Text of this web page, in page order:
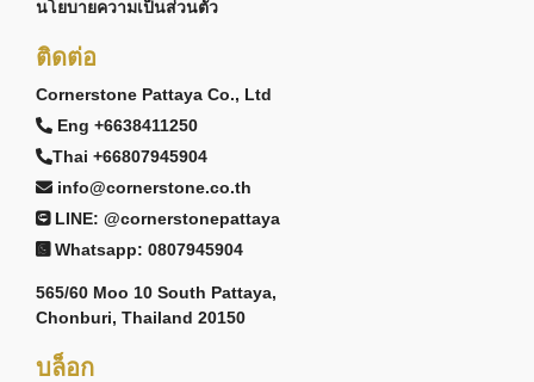
นโยบายความเป็นส่วนตัว
ติดต่อ
Cornerstone Pattaya Co., Ltd
Eng +6638411250
Thai +66807945904
info@cornerstone.co.th
LINE: @cornerstonepattaya
Whatsapp: 0807945904
565/60 Moo 10 South Pattaya,
Chonburi, Thailand 20150
บล็อก